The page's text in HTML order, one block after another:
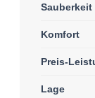
Sauberkeit
Komfort
Preis-
Lage